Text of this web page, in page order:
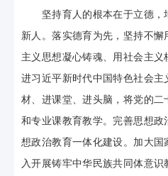
坚持育人的根本在于立德，
新人。落实德育为先，坚持不
主义思想凝心铸魂、用社会主
进习近平新时代中国特色社会
材、进课堂、进头脑，将党的
和专业课教育教学。完善思想
想政治教育一体化建设。加大
入开展铸牢中华民族共同体意识